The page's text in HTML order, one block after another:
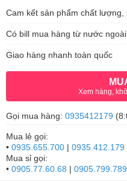
Cam kết sản phẩm chất lượng,
Có bill mua hàng từ nước ngoài
Giao hàng nhanh toàn quốc
Xem hàng,
Gọi mua hàng: 0935412179
Mua lẻ gọi:
• 0935.655.700 | 0935.412.179
Mua sỉ gọi:
• 0905.77.60.68 | 0905.799.789